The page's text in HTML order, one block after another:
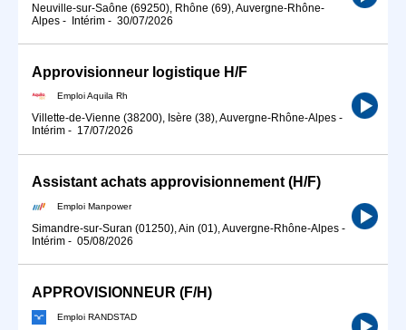
Neuville-sur-Saône (69250), Rhône (69), Auvergne-Rhône-
Alpes - Intérim - 30/07/2026
Approvisionneur logistique H/F
Emploi Aquila Rh
Villette-de-Vienne (38200), Isère (38), Auvergne-Rhône-Alpes -
Intérim - 17/07/2026
Assistant achats approvisionnement (H/F)
Emploi Manpower
Simandre-sur-Suran (01250), Ain (01), Auvergne-Rhône-Alpes -
Intérim - 05/08/2026
APPROVISIONNEUR (F/H)
Emploi RANDSTAD